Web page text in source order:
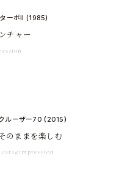
ーボII (1985)
チャー
ルーザー70 (2015)
のままを楽しむ
#impression